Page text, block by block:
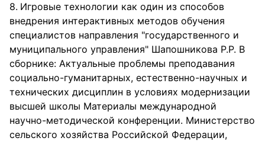
Игровые технологии как один из способов
внедрения интерактивных методов обучения
специалистов направления "государственного и
муниципального управления" Шапошникова Р.Р. В
сборнике: Актуальные проблемы преподавания
социально-гуманитарных, естественно-научных и
технических дисциплин в условиях модернизации
высшей школы Материалы международной
научно-методической конференции. Министерство
сельского хозяйства Российской Федерации,